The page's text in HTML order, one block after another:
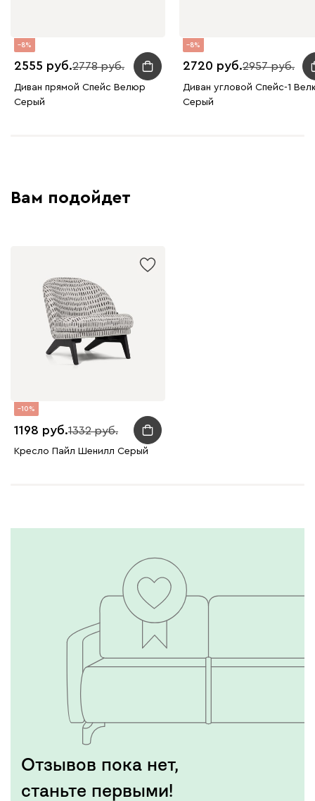
8
2555 2778
Диван прямой Спейс Велюр
Серый
8
2720 2957
Диван угловой Спейс-1
Серый
Вам подойдет
10
1198 1332
Кресло Пайл Шенилл Серый
Отзывов пока нет,
станьте первыми!